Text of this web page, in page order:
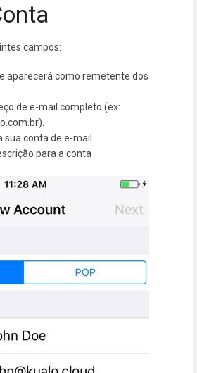
campos:
aparecerá como remetente dos
de e-mail completo (ex:
sua conta de e-mail.
para a conta